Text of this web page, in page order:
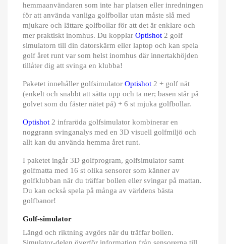
hemmaanvändaren som inte har platsen eller inredningen
för att använda vanliga golfbollar utan måste slå med
mjukare och lättare golfbollar för att det är enklare och
mer praktiskt inomhus. Du kopplar Optishot 2 golf
simulatorn till din datorskärm eller laptop och kan spela
golf året runt var som helst inomhus där innertakhöjden
tillåter dig att svinga en klubba!
Paketet innehåller golfsimulator Optishot 2 + golf nät
(enkelt och snabbt att sätta upp och ta ner; basen står på
golvet som du fäster nätet på) + 6 st mjuka golfbollar.
Optishot 2 infraröda golfsimulator kombinerar en
noggrann svinganalys med en 3D visuell golfmiljö och
allt kan du använda hemma året runt.
I paketet ingår 3D golfprogram, golfsimulator samt
golfmatta med 16 st olika sensorer som känner av
golfklubban när du träffar bollen eller svingar på mattan.
Du kan också spela på många av världens bästa
golfbanor!
Golf-simulator
Längd och riktning avgörs när du träffar bollen.
Simulator-delen överför information från sensorerna till